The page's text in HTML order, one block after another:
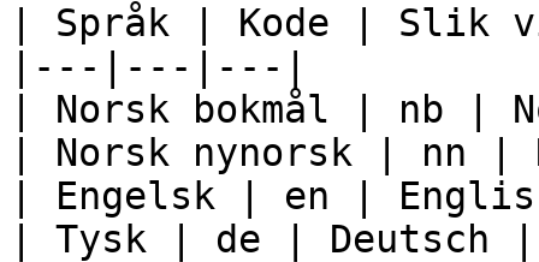
| Språk | Kode | Slik
|---|---|---|
| Norsk bokmål | nb |
| Norsk nynorsk | nn |
| Engelsk | en |
| Tysk | de | Deutsch |